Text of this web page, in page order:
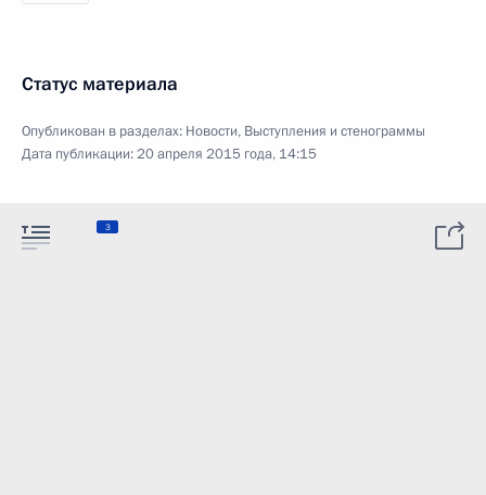
Статус материала
Опубликован в разделах: Новости, Выступления и стенограммы
Дата публикации:20 апреля 2015 года, 14:15
3